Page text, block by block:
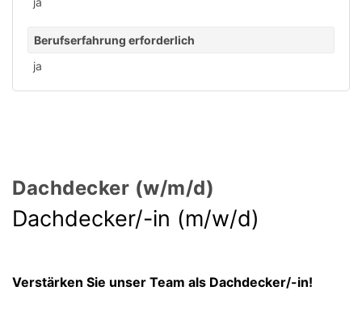
Berufserfahrung erforderlich
ja
Dachdecker (w/m/d)
Dach­decker/-in (m/w/d)
Verstärken Sie unser Team als Dachdecker/-in!